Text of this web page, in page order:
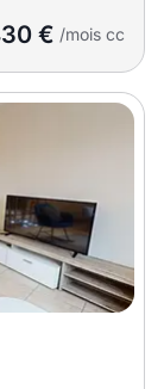
€ /mois cc